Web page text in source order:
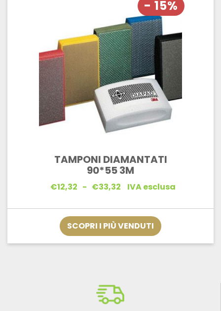
- 15%
TAMPONI DIAMANTATI
90*55 3M
€12,32 - €33,32Fascia
di
da
€12,32
a
€33,32
IVA esclusa
SCOPRI I PIÙ VENDUTI